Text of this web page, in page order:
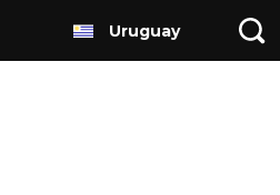
Uruguay